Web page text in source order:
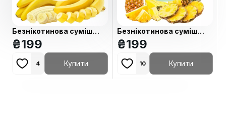
Безнікотинова суміш
Indigo Banano (Банан) 100
гр
₴199
4 Купити
Безнікотинова суміш
Indigo Pineapple Rings
(Ананасові кільця) 100 гр
₴199
10 Купити